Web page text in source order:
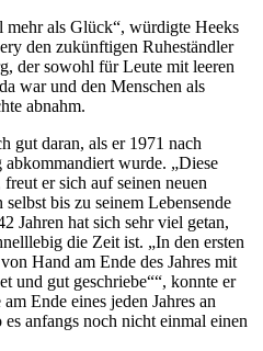
mehr als Glück“, würdigte Heeks
den zukünftigen Ruheständler
der sowohl für Leute mit leeren
war und den Menschen als
abnahm.
gut daran, als er 1971 nach
wurde. „Diese
er sich auf seinen neuen
bis zu seinem Lebensende
Jahren hat sich sehr viel getan,
die Zeit ist. „In den ersten
Hand am Ende des Jahres mit
und gut geschriebe““, konnte er
Ende eines jeden Jahres an
anfangs noch nicht einmal einen